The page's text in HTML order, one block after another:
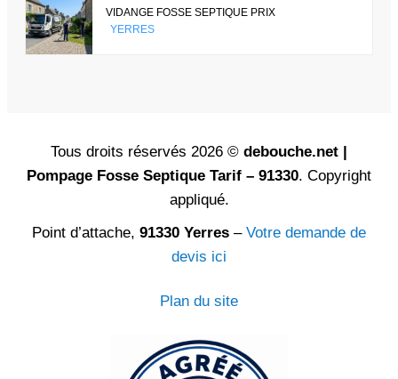
VIDANGE FOSSE SEPTIQUE PRIX
YERRES
Tous droits réservés 2026 © debouche.net |
Pompage Fosse Septique Tarif – 91330. Copyright
appliqué.
Point d’attache, 91330 Yerres – Votre demande de
devis ici
Plan du site